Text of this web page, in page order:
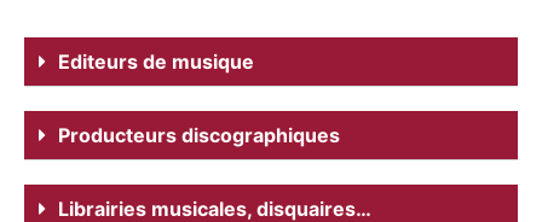
Editeurs de musique
Producteurs discographiques
Librairies musicales, disquaires…